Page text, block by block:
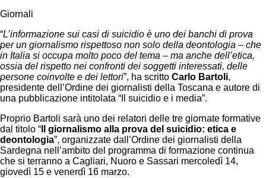
Giornali
“L’informazione sui casi di suicidio è uno dei banchi di prova
per un giornalismo rispettoso non solo della deontologia – che
in Italia si occupa molto poco del tema – ma anche dell’etica,
ossia del rispetto nei confronti dei soggetti interessati, delle
persone coinvolte e dei lettori”, ha scritto Carlo Bartoli,
presidente dell’Ordine dei giornalisti della Toscana e autore di
una pubblicazione intitolata “Il suicidio e i media”.
Proprio Bartoli sarà uno dei relatori delle tre giornate formative
dal titolo “ Il giornalismo alla prova del suicidio: etica e
deontologia”, organizzate dall’Ordine dei giornalisti della
Sardegna nell’ambito del programma di formazione continua
che si terranno a Cagliari, Nuoro e Sassari mercoledì 14,
giovedì 15 e venerdì 16 marzo.